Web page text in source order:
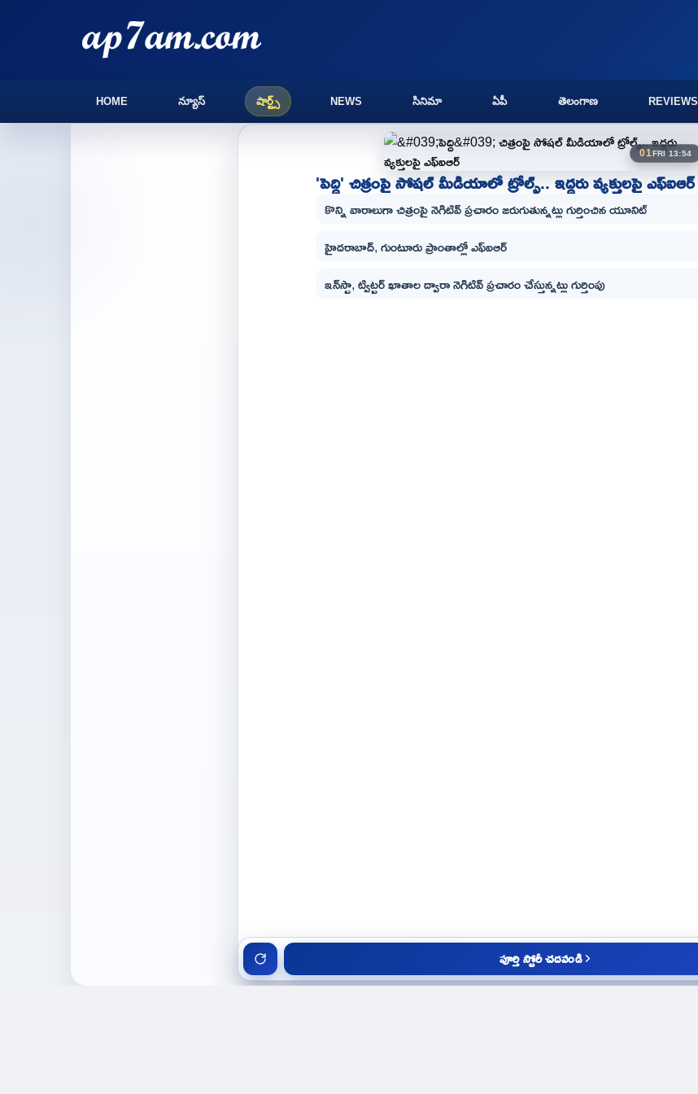
HOME న్యూస్ షార్ట్స్ NEWS సినిమా ఏపీ తెలంగాణ REVIEWS
01FRI 13:54
'పెద్ది' చిత్రంపై సోషల్ మీడియాలో ట్రోల్స్.. ఇద్దరు వ్యక్తులపై ఎఫ్ఐఆర్
కొన్ని వారాలుగా చిత్రంపై నెగిటివ్ ప్రచారం జరుగుతున్నట్లు గుర్తించిన యూనిట్
హైదరాబాద్, గుంటూరు ప్రాంతాల్లో ఎఫ్ఐఆర్
ఇన్‌స్టా, ట్విట్టర్ ఖాతాల ద్వారా నెగిటివ్ ప్రచారం చేస్తున్నట్లు గుర్తింపు
పూర్తి స్టోరీ చదవండి